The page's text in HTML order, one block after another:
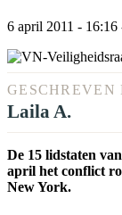
6 april 2011 - 16:16
GESCHREVEN
Laila A.
De 15 lidstaten
april het conflict
New York.